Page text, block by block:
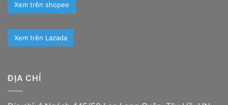
Xem trên shopee
Xem trên Lazada
ĐỊA CHỈ